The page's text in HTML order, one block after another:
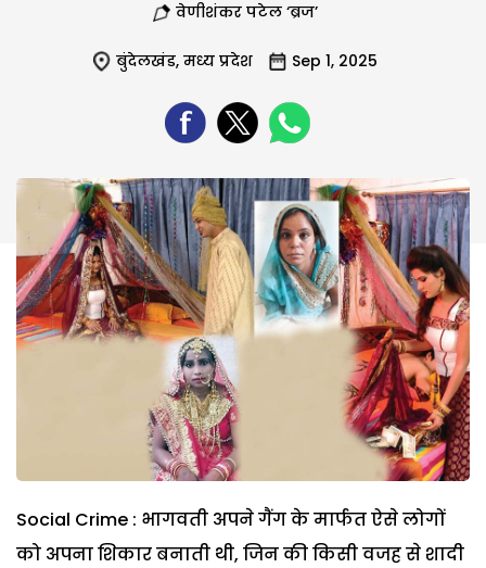
वेणीशंकर पटेल ‘ब्रज’
बुंदेलखंड, मध्य प्रदेश Sep 1, 2025
Social Crime : भागवती अपने गैंग के मार्फत ऐसे लोगों
को अपना शिकार बनाती थी, जिन की किसी वजह से शादी